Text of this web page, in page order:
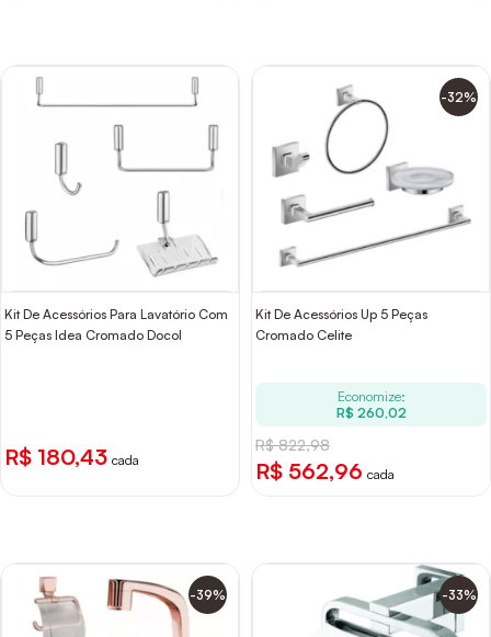
Kit De Acessórios Para Lavatório Com
5 Peças Idea Cromado Docol
R$ 180,43 cada
-32%
Kit De Acessórios Up 5 Peças
Cromado Celite
Economize:
R$ 260,02
R$ 822,98
R$ 562,96 cada
-39% -33%